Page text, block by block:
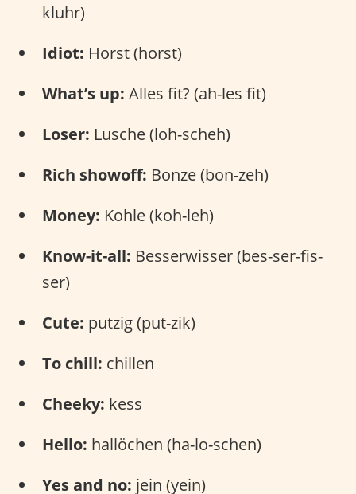
kluhr)
Idiot: Horst (horst)
What’s up: Alles fit? (ah-les fit)
Loser: Lusche (loh-scheh)
Rich showoff: Bonze (bon-zeh)
Money: Kohle (koh-leh)
Know-it-all: Besserwisser (bes-ser-fis-
ser)
Cute: putzig (put-zik)
To chill: chillen
Cheeky: kess
Hello: hallöchen (ha-lo-schen)
Yes and no: jein (yein)